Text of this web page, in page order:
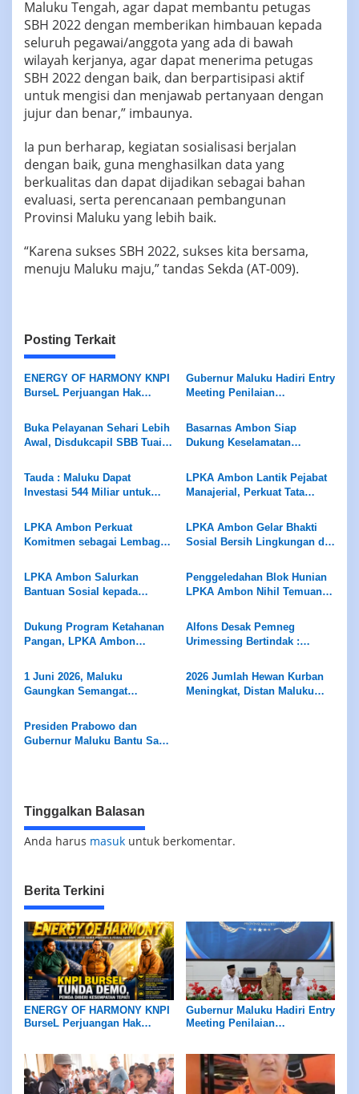
Maluku Tengah, agar dapat membantu petugas
SBH 2022 dengan memberikan himbauan kepada
seluruh pegawai/anggota yang ada di bawah
wilayah kerjanya, agar dapat menerima petugas
SBH 2022 dengan baik, dan berpartisipasi aktif
untuk mengisi dan menjawab pertanyaan dengan
jujur dan benar,” imbaunya.
Ia pun berharap, kegiatan sosialisasi berjalan
dengan baik, guna menghasilkan data yang
berkualitas dan dapat dijadikan sebagai bahan
evaluasi, serta perencanaan pembangunan
Provinsi Maluku yang lebih baik.
“Karena sukses SBH 2022, sukses kita bersama,
menuju Maluku maju,” tandas Sekda (AT-009).
Posting Terkait
ENERGY OF HARMONY KNPI
BurseL Perjuangan Hak
Gubernur Maluku Hadiri Entry
Meeting Penilaian
RI
Buka Pelayanan Sehari Lebih
Awal, Disdukcapil SBB Tuai
Maluku
Basarnas Ambon Siap
Dukung Keselamatan
Diminta Perhatikan Fasilitas
Penunjang
Tauda : Maluku Dapat
Investasi 544 Miliar untuk
LPKA Ambon Lantik Pejabat
Manajerial, Perkuat Tata
LPKA Ambon Perkuat
Komitmen sebagai Lembaga
Pengukuran Standar LPKRA
LPKA Ambon Gelar Bhakti
Sosial Bersih Lingkungan di
LPKA Ambon Salurkan
Bantuan Sosial kepada
Penggeledahan Blok Hunian
LPKA Ambon Nihil Temuan
Dukung Program Ketahanan
Pangan, LPKA Ambon
Sayur
Alfons Desak Pemneg
Urimessing Bertindak :
Petuanan Yang Belum Jelas
1 Juni 2026, Maluku
Gaungkan Semangat
2026 Jumlah Hewan Kurban
Meningkat, Distan Maluku
Presiden Prabowo dan
Gubernur Maluku Bantu Sapi
Tinggalkan Balasan
Anda harus masuk untuk berkomentar.
Berita Terkini
ENERGY OF HARMONY KNPI
BurseL Perjuangan Hak
Gubernur Maluku Hadiri Entry
Meeting Penilaian